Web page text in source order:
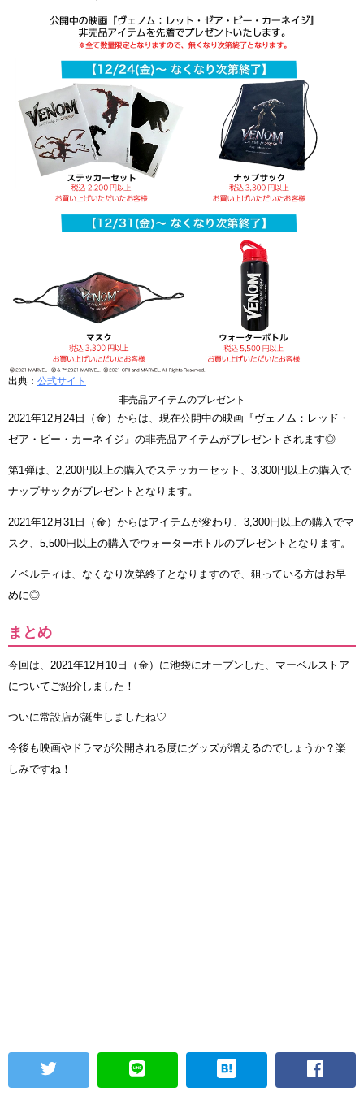
出典： 公式サイト
非売品アイテムのプレゼント
2021年12月24日（金）からは、現在公開中の映画『ヴェノム：レッド・
ゼア・ビー・カーネイジ』の非売品アイテムがプレゼントされます◎
第1弾は、2,200円以上の購入でステッカーセット、3,300円以上の購入で
ナップサックがプレゼントとなります。
2021年12月31日（金）からはアイテムが変わり、3,300円以上の購入でマ
スク、5,500円以上の購入でウォーターボトルのプレゼントとなります。
ノベルティは、なくなり次第終了となりますので、狙っている方はお早
めに◎
まとめ
今回は、2021年12月10日（金）に池袋にオープンした、マーベルストア
についてご紹介しました！
ついに常設店が誕生しましたね♡
今後も映画やドラマが公開される度にグッズが増えるのでしょうか？楽
しみですね！